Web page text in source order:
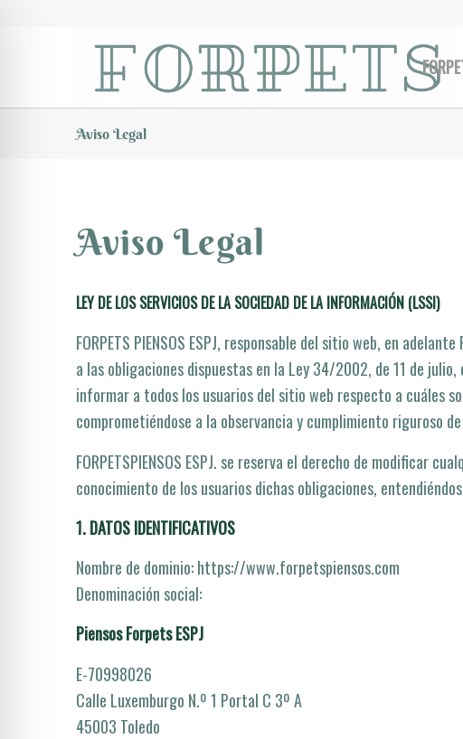
Aviso Legal
Aviso Legal
LEY DE LOS SERVICIOS DE LA SOCIEDAD DE LA INFORMACIÓN (LSSI)
FORPETS PIENSOS ESPJ, responsable del sitio web, en
a las obligaciones dispuestas en la Ley 34/2002, de 11 de
informar a todos los usuarios del sitio web respecto a cuáles
comprometiéndose a la observancia y cumplimiento riguroso
FORPETSPIENSOS ESPJ. se reserva el derecho de modificar
conocimiento de los usuarios dichas obligaciones,
1. DATOS IDENTIFICATIVOS
Nombre de dominio: https://www.forpetspiensos.com
Denominación social:
Piensos Forpets ESPJ
E-70998026
Calle Luxemburgo N.º 1 Portal C 3º A
45003 Toledo